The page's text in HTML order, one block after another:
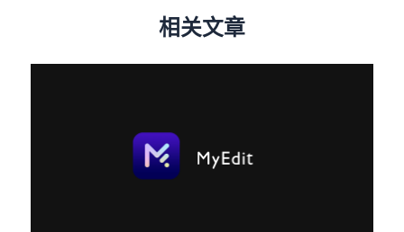
相关文章